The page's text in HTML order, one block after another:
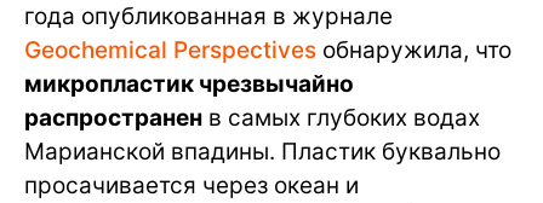
года опубликованная в журнале
Geochemical Perspectives обнаружила, что
микропластик чрезвычайно
распространен в самых глубоких водах
Марианской впадины. Пластик буквально
просачивается через океан и